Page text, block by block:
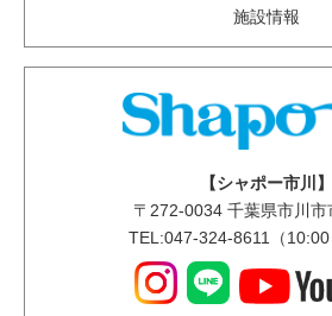
施設情報
【シャポー市川】
〒 272-0034千葉県市川市
TEL:047-324-8611（10:00